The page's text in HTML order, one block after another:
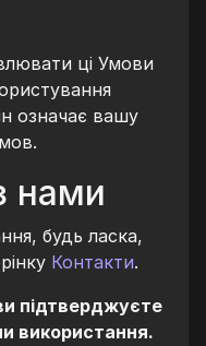
ці Умови
означає вашу
нами
будь ласка,
Контакти.
підтверджуєте
використання.